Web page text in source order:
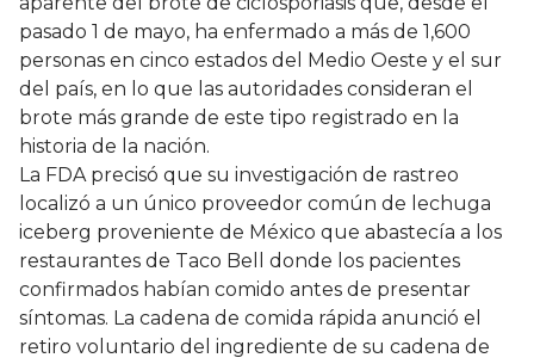
pasado 1 de mayo, ha enfermado a más de 1,600
personas en cinco estados del Medio Oeste y el sur
del país, en lo que las autoridades consideran el
brote más grande de este tipo registrado en la
historia de la nación.
La FDA precisó que su investigación de rastreo
localizó a un único proveedor común de lechuga
iceberg proveniente de México que abastecía a los
restaurantes de Taco Bell donde los pacientes
confirmados habían comido antes de presentar
síntomas. La cadena de comida rápida anunció el
retiro voluntario del ingrediente de su cadena de